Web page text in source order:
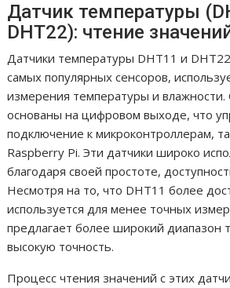
Датчик температуры
DHT22): чтение
Датчики температуры DHT11 и
самых популярных сенсоров,
измерения температуры и влажности.
основаны на цифровом выходе, что
подключение к микроконтроллерам,
Raspberry Pi. Эти датчики широко
благодаря своей простоте,
Несмотря на то, что DHT11 более
используется для менее точных
предлагает более широкий диапазон
высокую точность.
Процесс чтения значений с этих